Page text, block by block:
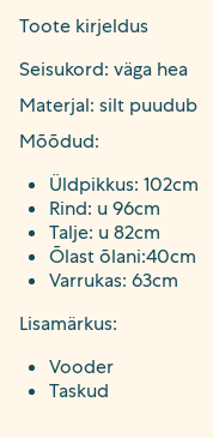
Toote kirjeldus
Seisukord: väga hea
Materjal: silt puudub
Mõõdud:
Üldpikkus: 102cm
Rind: u 96cm
Talje: u 82cm
Õlast õlani:40cm
Varrukas: 63cm
Lisamärkus:
Vooder
Taskud